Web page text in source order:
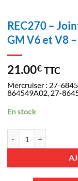
REC270 –
GM V6 et V8
21.00€ TTC
Mercruiser : 27-
864549A02, 27-
En stock